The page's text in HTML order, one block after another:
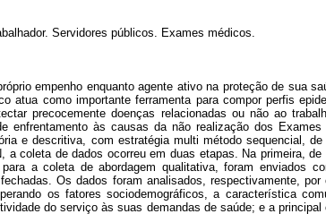
Servidores públicos. Exames médicos.
empenho enquanto agente ativo na proteção de sua
atua como importante ferramenta para compor perfis
precocemente doenças relacionadas ou não ao
enfrentamento às causas da não realização dos
e descritiva, com estratégia multi método sequencial,
coleta de dados ocorreu em duas etapas. Na primeira,
a coleta de abordagem qualitativa, foram enviados
Os dados foram analisados, respectivamente,
os fatores sociodemográficos, a característica
do serviço às suas demandas de saúde; e a